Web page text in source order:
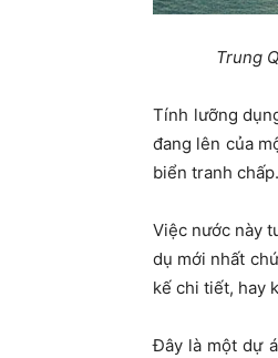
Trung
Tính lưỡng
đang lên của
biển tranh chấp.
Việc nước này
dụ mới nhất
kế chi tiết, hay
Đây là một dự